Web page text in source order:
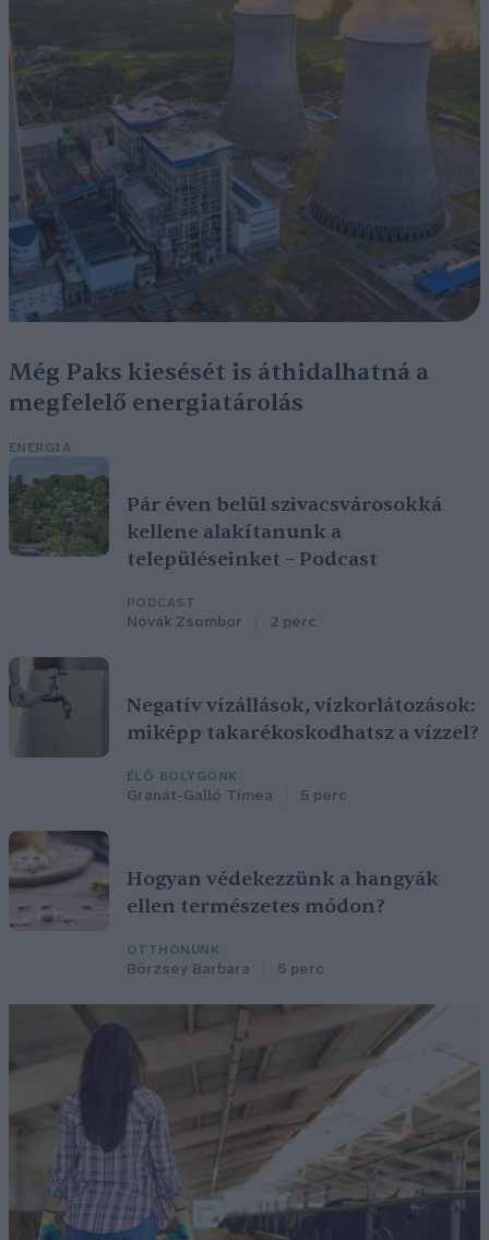
Még Paks kiesését is áthidalhatná a
megfelelő energiatárolás
ENERGIA
Pár éven belül szivacsvárosokká
kellene alakítanunk a
településeinket – Podcast
PODCAST
Novák Zsombor 2 perc
Negatív vízállások, vízkorlátozások:
miképp takarékoskodhatsz a vízzel?
ÉLŐ BOLYGÓNK
Granát-Galló Tímea 5 perc
Hogyan védekezzünk a hangyák
ellen természetes módon?
OTTHONUNK
Börzsey Barbara 5 perc